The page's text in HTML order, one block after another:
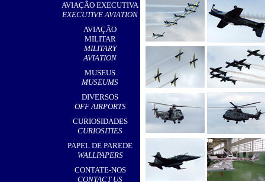
AVIAÇÃO EXECUTIVA
EXECUTIVE AVIATION
AVIAÇÃO
MILITAR
MILITARY
AVIATION
MUSEUS
MUSEUMS
DIVERSOS
OFF AIRPORTS
CURIOSIDADES
CURIOSITIES
PAPEL DE PAREDE
WALLPAPERS
CONTATE-NOS
CONTACT US